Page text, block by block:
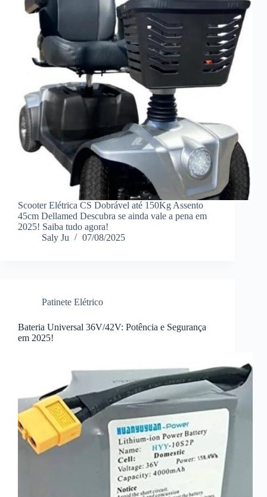
Scooter Elétrica CS Dobrável até 150Kg Assento
45cm Dellamed Descubra se ainda vale a pena em
2025! Saiba tudo agora!
Saly Ju
07/08/2025
Patinete Elétrico
Bateria Universal 36V/42V: Potência e Segurança
em 2025!